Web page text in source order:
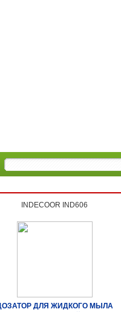
INDECOOR IND606
ДЛЯ ЖИДКОГО МЫЛА